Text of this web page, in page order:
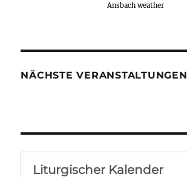
Ansbach weather
NÄCHSTE VERANSTALTUNGEN